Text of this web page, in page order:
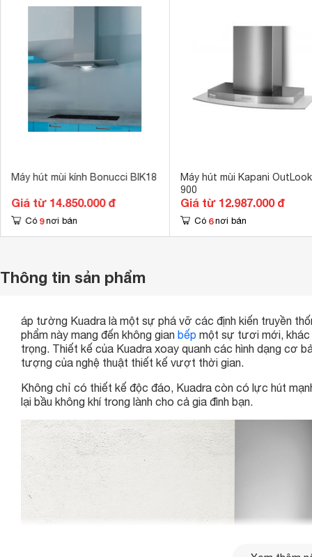
Máy hút mùi kính Bonucci BIK18
Giá từ 14.850.000 đ
Có 9 nơi bán
Máy hút mùi Kapani OutLook
900
Giá từ 12.987.000 đ
Có 6 nơi bán
Thông tin sản phẩm
áp tường Kuadra là một sự phá vỡ các định kiến truyền
phẩm này mang đến không gian bếp một sự tươi mới, khác
trọng. Thiết kế của Kuadra xoay quanh các hình dạng cơ
tượng của nghệ thuật thiết kế vượt thời gian.
Không chỉ có thiết kế độc đáo, Kuadra còn có lực hút
lại bầu không khí trong lành cho cả gia đình bạn.